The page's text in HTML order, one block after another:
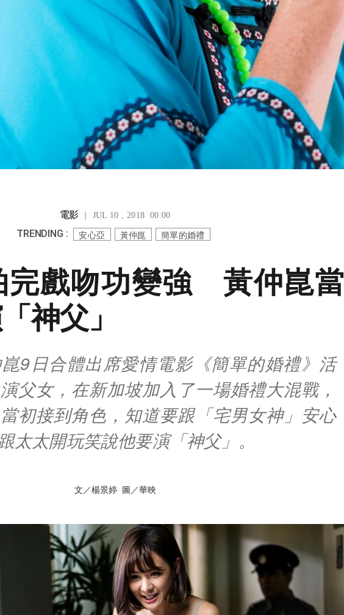
電影｜ JUL 10 , 2018 00:00
TRENDING : 安心亞 黃仲崑 簡單的婚禮
完戲吻功變強 黃仲崑當
神父」
9日合體出席愛情電影《簡單的婚禮》活
父女，在新加坡加入了一場婚禮大混戰，
初接到角色，知道要跟「宅男女神」安心
太太開玩笑說他要演「神父」。
文／楊景婷 圖／華映